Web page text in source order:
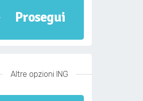
Prosegui
Altre opzioni ING